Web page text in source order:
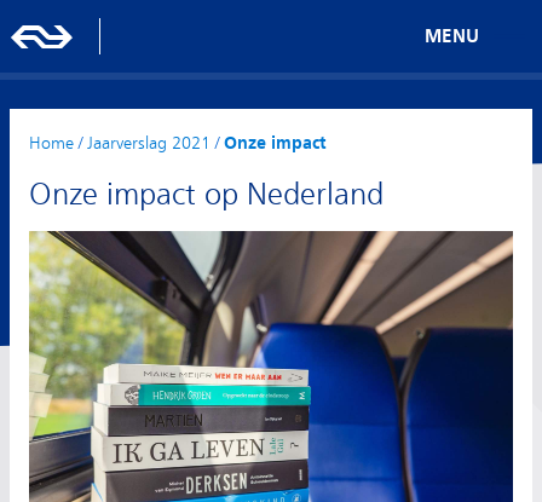
MENU
Home/ Jaarverslag 2021 /Onze impact
Onze impact op Nederland